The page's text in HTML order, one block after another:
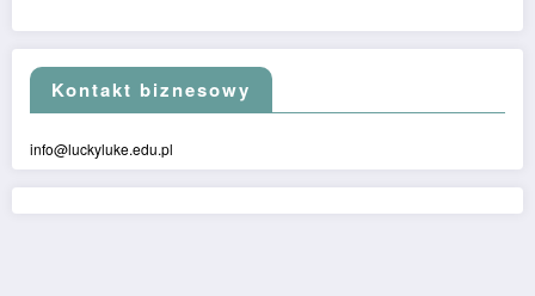
Kontakt biznesowy
info@luckyluke.edu.pl